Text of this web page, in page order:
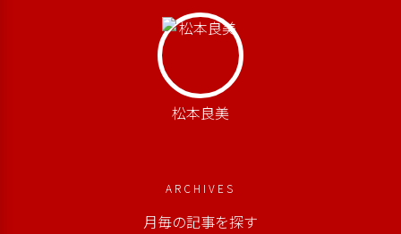
松本良美
ARCHIVES
月毎の記事を探す